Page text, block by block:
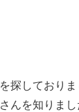
探しており
んを知りまし